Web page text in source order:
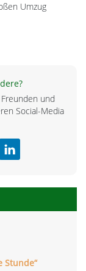
Umzug
und
Social-Media
Stunde“